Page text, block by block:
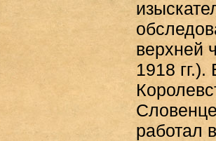
верхней
1918
работал